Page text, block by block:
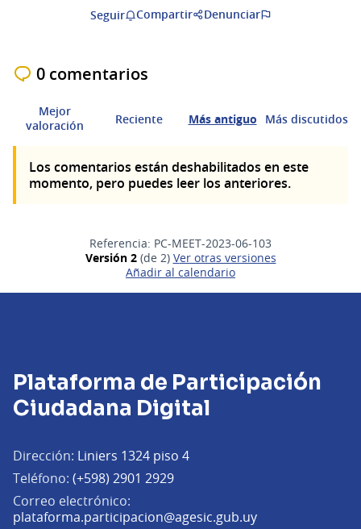
Seguir Compartir Denunciar
0 comentarios
Mejor
valoración
Reciente Más antiguo Más discutidos
Los comentarios están deshabilitados en este
momento, pero puedes leer los anteriores.
Referencia: PC-MEET-2023-06-103
Versión 2(de 2)
ver otras versiones
Añadir al calendario
Plataforma de Participación
Ciudadana Digital
Dirección: Liniers 1324 piso 4
Teléfono: (+598) 2901 2929
Correo electrónico:
plataforma.participacion@agesic.gub.uy(Abrir en una